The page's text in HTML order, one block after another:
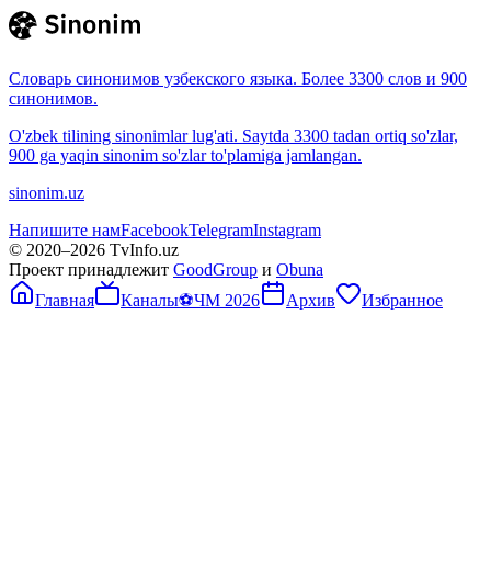
Словарь синонимов узбекского языка. Более 3300 слов и 900
синонимов.
O'zbek tilining sinonimlar lug'ati. Saytda 3300 tadan ortiq so'zlar,
900 ga yaqin sinonim so'zlar to'plamiga jamlangan.
sinonim.uz
Напишите намFacebookTelegramInstagram
© 2020–2026 TvInfo.uz
Проект принадлежит GoodGroup и Obuna
Главная
Каналы⚽ЧМ 2026 Архив Избранное